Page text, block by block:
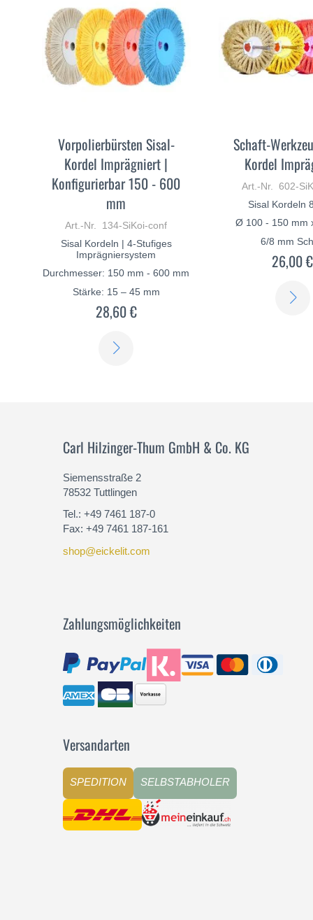
Vorpolierbürsten Sisal-
Kordel Imprägniert |
Konfigurierbar 150 - 600
mm
Art.-Nr. 134-SiKoi-conf
Sisal Kordeln | 4-Stufiges
Imprägniersystem
Durchmesser: 150 mm - 600 mm
Stärke: 15 – 45 mm
28,60 €
Schaft-
Kordel
Art.-Nr. 602-
Sisal Kordeln
Ø 100 - 150 mm
6/8 mm
26,00 €
Carl Hilzinger-Thum GmbH & Co. KG
Siemensstraße 2
78532 Tuttlingen
Tel.: +49 7461 187-0
Fax: +49 7461 187-161
shop@eickelit.com
Zahlungsmöglichkeiten
Versandarten
SPEDITION SELBSTABHOLER